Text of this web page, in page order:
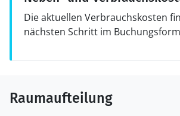
Die aktuellen Verbrauchskosten
nächsten Schritt im
Raumaufteilung